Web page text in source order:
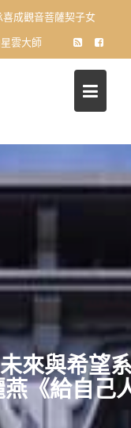
成觀音菩薩契子女
雲大師
來與希望
《給自己